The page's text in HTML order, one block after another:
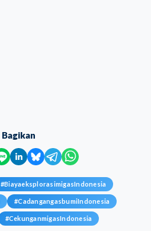
Bagikan
#BiayaeksplorasimigasIndonesia
#CadangangasbumiIndonesia
#CekunganmigasIndonesia